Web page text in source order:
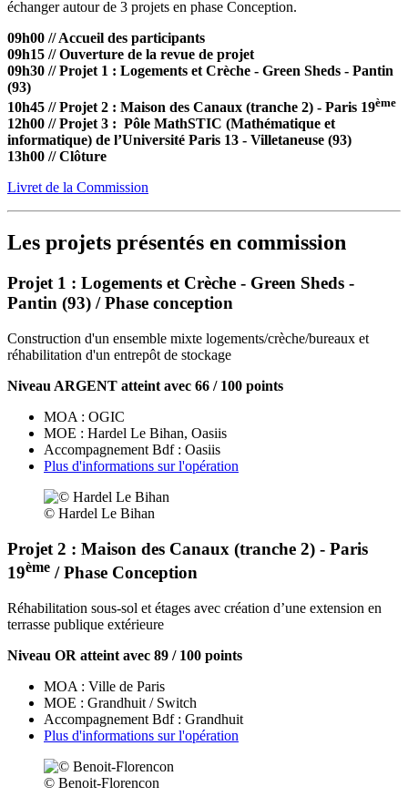
échanger autour de 3 projets en phase Conception.
09h00 // Accueil des participants
09h15 // Ouverture de la revue de projet
09h30 // Projet 1 : Logements et Crèche - Green Sheds - Pantin
(93)
10h45 // Projet 2 : Maison des Canaux (tranche 2) - Paris 19ème
12h00 // Projet 3 : Pôle MathSTIC (Mathématique et
informatique) de l’Université Paris 13 - Villetaneuse (93)
13h00 // Clôture
Livret de la Commission
Les projets présentés en commission
Projet 1 : Logements et Crèche - Green Sheds -
Pantin (93) / Phase conception
Construction d'un ensemble mixte logements/crèche/bureaux et
réhabilitation d'un entrepôt de stockage
Niveau ARGENT atteint avec 66 / 100 points
MOA : OGIC
MOE : Hardel Le Bihan, Oasiis
Accompagnement Bdf : Oasiis
Plus d'informations sur l'opération
© Hardel Le Bihan
Projet 2 : Maison des Canaux (tranche 2) - Paris
19ème / Phase Conception
Réhabilitation sous-sol et étages avec création d’une extension en
terrasse publique extérieure
Niveau OR atteint avec 89 / 100 points
MOA : Ville de Paris
MOE : Grandhuit / Switch
Accompagnement Bdf : Grandhuit
Plus d'informations sur l'opération
© Benoit-Florencon